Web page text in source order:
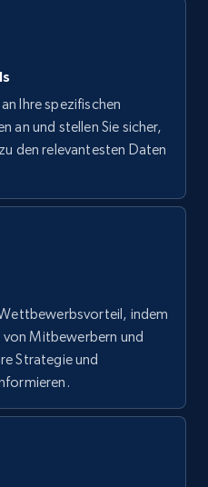
Ihre spezifischen
an und stellen Sie sicher,
den relevantesten Daten
indem
von Mitbewerbern und
Strategie und